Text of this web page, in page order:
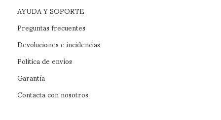
AYUDA Y SOPORTE
Preguntas frecuentes
Devoluciones e incidencias
Política de envíos
Garantía
Contacta con nosotros